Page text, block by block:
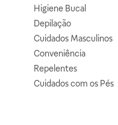
Higiene Bucal
Depilação
Cuidados Masculinos
Conveniência
Repelentes
Cuidados com os Pés